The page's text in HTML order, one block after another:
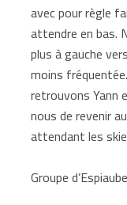
avec pour règle
attendre en bas.
plus à gauche
moins
retrouvons Yann
nous de revenir
attendant les
Groupe